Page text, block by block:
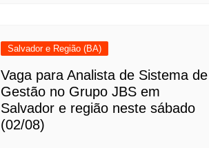
Salvador e Região (BA)
Vaga para Analista de Sistema de
Gestão no Grupo JBS em
Salvador e região neste sábado
(02/08)